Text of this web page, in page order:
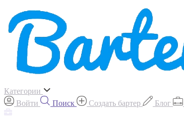
Категории
Войти
Поиск Создать бартер Блог